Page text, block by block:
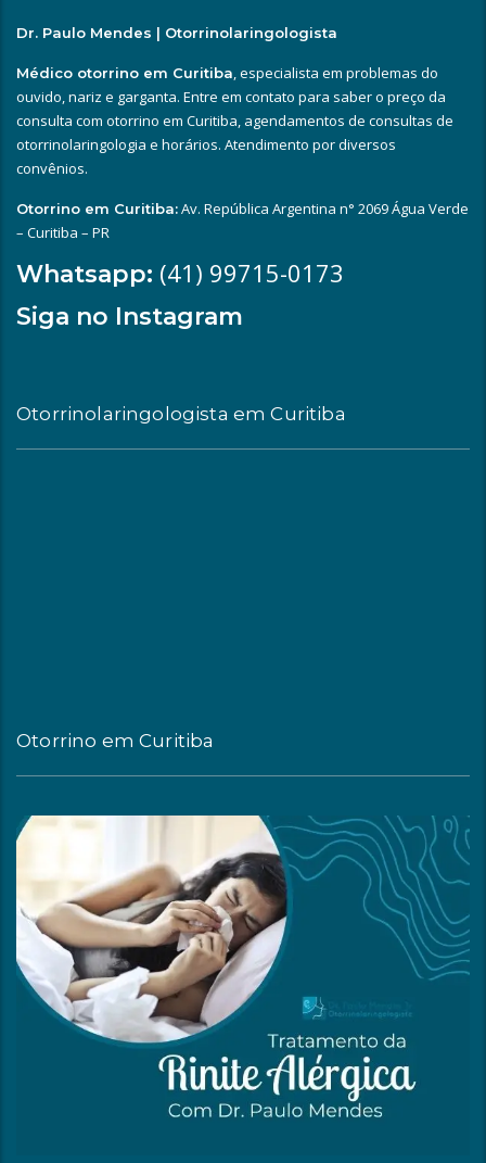
Dr. Paulo Mendes | Otorrinolaringologista
Médico otorrino em Curitiba, especialista em problemas do
ouvido, nariz e garganta. Entre em contato para saber o preço da
consulta com otorrino em Curitiba, agendamentos de consultas de
otorrinolaringologia e horários. Atendimento por diversos
convênios.
Otorrino em Curitiba:Av. República Argentina n° 2069 Água Verde
– Curitiba – PR
Whatsapp: (41) 99715-0173
Siga no Instagram
Otorrinolaringologista em Curitiba
Otorrino em Curitiba